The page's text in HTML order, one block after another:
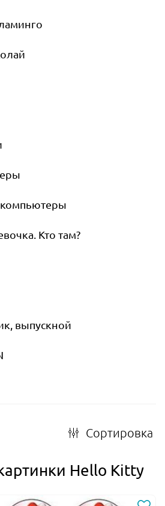
Кто там?
выпускной
Сортировка
Hello Kitty